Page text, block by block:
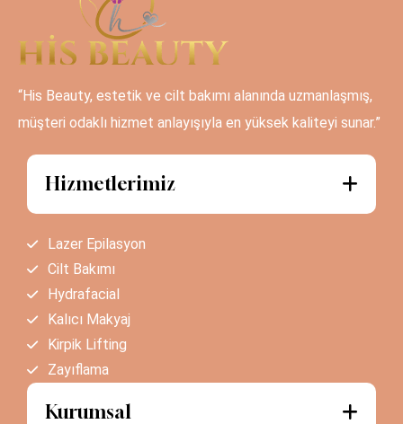
“His Beauty, estetik ve cilt bakımı alanında uzmanlaşmış,
müşteri odaklı hizmet anlayışıyla en yüksek kaliteyi sunar.”
Hizmetlerimiz
Lazer Epilasyon
Cilt Bakımı
Hydrafacial
Kalıcı Makyaj
Kirpik Lifting
Zayıflama
Kurumsal